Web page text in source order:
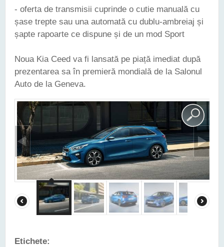
- oferta de transmisii cuprinde o cutie manuală cu
șase trepte sau una automată cu dublu-ambreiaj și
șapte rapoarte ce dispune și de un mod Sport
Noua Kia Ceed va fi lansată pe piață imediat după
prezentarea sa în premieră mondială de la Salonul
Auto de la Geneva.
Etichete: